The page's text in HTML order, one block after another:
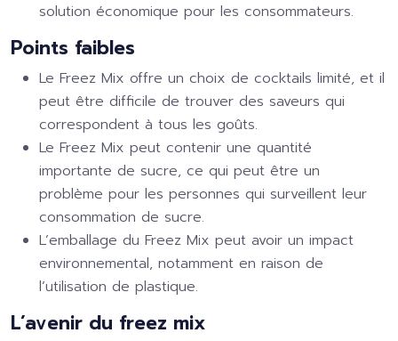
solution économique pour les consommateurs.
Points faibles
Le Freez Mix offre un choix de cocktails limité, et il
peut être difficile de trouver des saveurs qui
correspondent à tous les goûts.
Le Freez Mix peut contenir une quantité
importante de sucre, ce qui peut être un
problème pour les personnes qui surveillent leur
consommation de sucre.
L’emballage du Freez Mix peut avoir un impact
environnemental, notamment en raison de
l’utilisation de plastique.
L’avenir du freez mix